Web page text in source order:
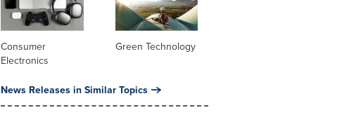
Consumer
Electronics
Green Technology
News Releases in Similar Topics